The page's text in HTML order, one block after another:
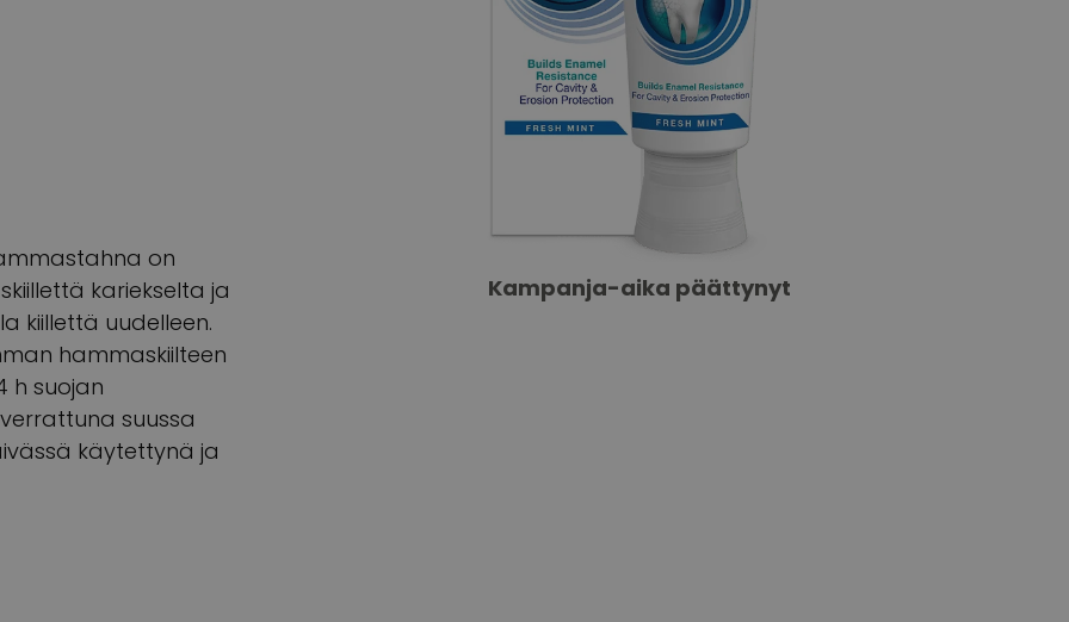
on
kariekselta ja
kiillettä uudelleen.
hammaskiilteen
h suojan
suussa
käytettynä ja
Kampanja-aika päättynyt